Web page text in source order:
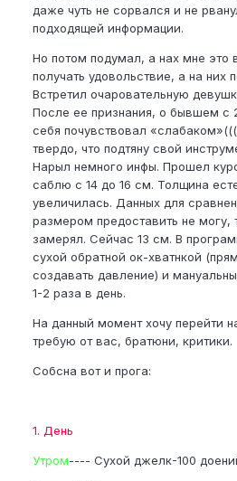
даже чуть не сорвался и не
подходящей информации.
Но потом подумал, а нах мне это
получать удовольствие, а на них
Встретил очаровательную
После ее признания, о бывшем с
себя почувствовал
твердо, что подтяну свой
Нарыл немного инфы. Прошел
саблю с 14 до 16 см. Толщина
увеличилась. Данных для
размером предоставить не могу,
замерял. Сейчас 13 см. В
сухой обратной ок-хватнкой
создавать давление) и
1-2 раза в день.
На данный момент хочу перейти
требую от вас, братюни, критики.
Собсна вот и прога:
1. День
Утром---- Сухой джелк-100